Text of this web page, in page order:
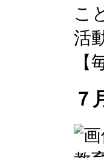
こ
活
【
７